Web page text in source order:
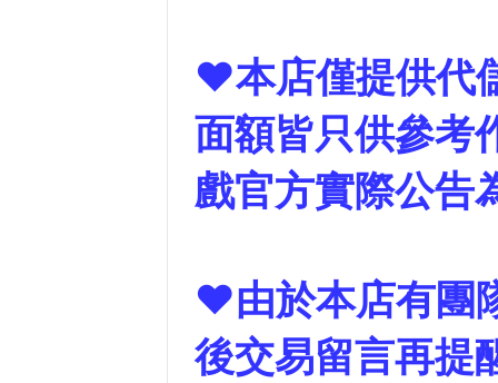
❤本店僅提供代
面額皆只供參考
戲官方實際公告
❤由於本店有團
後交易留言再提